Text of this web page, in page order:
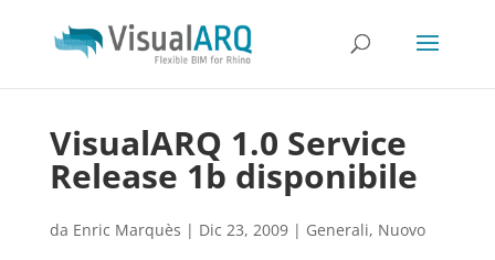
VisualARQ 1.0 Service
Release 1b disponibile
da Enric Marquès | Dic 23, 2009| Generali, Nuovo